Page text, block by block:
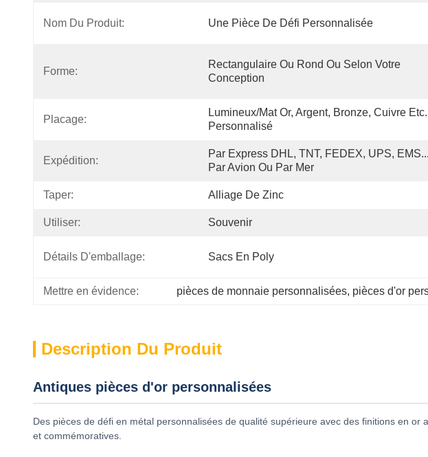
Nom Du Produit: Une Pièce De Défi Personnalisée
Forme:
Rectangulaire Ou Rond Ou Selon Votre
Conception
Placage:
Lumineux/mat Or, Argent, Bronze, Cuivre Etc.
Personnalisé
Expédition:
Par Express DHL, TNT, FEDEX, UPS,
Par Avion Ou Par Mer
Taper: Alliage De Zinc
Utiliser: Souvenir
Détails D'emballage: Sacs En Poly
Mettre en évidence: pièces de monnaie personnalisées, pièces d'or
Description Du Produit
Antiques pièces d'or personnalisées
Des pièces de défi en métal personnalisées de qualité supérieure avec des finitions en
et commémoratives.